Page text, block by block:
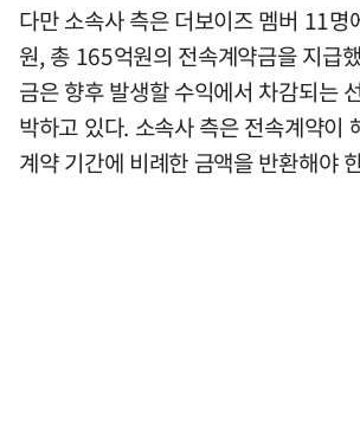
다만 소속사 측은 더보이즈 멤버 11명
원, 총 165억원의 전속계약금을 지급
금은 향후 발생할 수익에서 차감되는
박하고 있다. 소속사 측은 전속계약이
계약 기간에 비례한 금액을 반환해야